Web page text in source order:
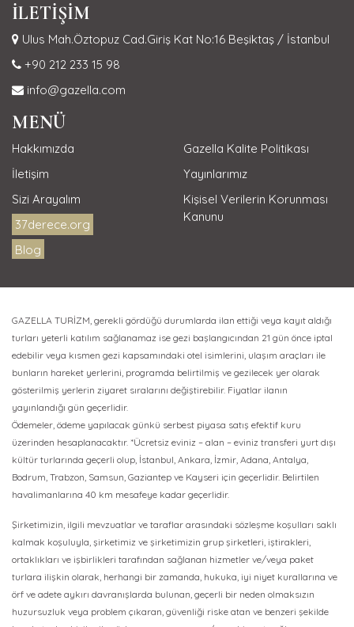
İLETİŞİM
Ulus Mah.Öztopuz Cad.Giriş Kat No:16 Beşiktaş / İstanbul
+90 212 233 15 98
info@gazella.com
MENÜ
Hakkımızda
İletişim
Sizi Arayalım
37derece.org
Blog
Gazella Kalite Politikası
Yayınlarımız
Kişisel Verilerin Korunması
Kanunu
GAZELLA TURİZM, gerekli gördüğü durumlarda ilan ettiği veya kayıt aldığı
turları yeterli katılım sağlanamaz ise gezi başlangıcından 21 gün önce iptal
edebilir veya kısmen gezi kapsamındaki otel isimlerini, ulaşım araçları ile
bunların hareket yerlerini, programda belirtilmiş ve gezilecek yer olarak
gösterilmiş yerlerin ziyaret sıralarını değiştirebilir. Fiyatlar ilanın
yayınlandığı gün geçerlidir.
Ödemeler, ödeme yapılacak günkü serbest piyasa satış efektif kuru
üzerinden hesaplanacaktır. *Ücretsiz eviniz – alan – eviniz transferi yurt dışı
kültür turlarında geçerli olup, İstanbul, Ankara, İzmir, Adana, Antalya,
Bodrum, Trabzon, Samsun, Gaziantep ve Kayseri için geçerlidir. Belirtilen
havalimanlarına 40 km mesafeye kadar geçerlidir.
Şirketimizin, ilgili mevzuatlar ve taraflar arasındaki sözleşme koşulları saklı
kalmak koşuluyla, şirketimiz ve şirketimizin grup şirketleri, iştirakleri,
ortaklıkları ve işbirlikleri tarafından sağlanan hizmetler ve/veya paket
turlara ilişkin olarak, herhangi bir zamanda, hukuka, iyi niyet kurallarına ve
örf ve adete aykırı davranışlarda bulunan, geçerli bir neden olmaksızın
huzursuzluk veya problem çıkaran, güvenliği riske atan ve benzeri şekilde